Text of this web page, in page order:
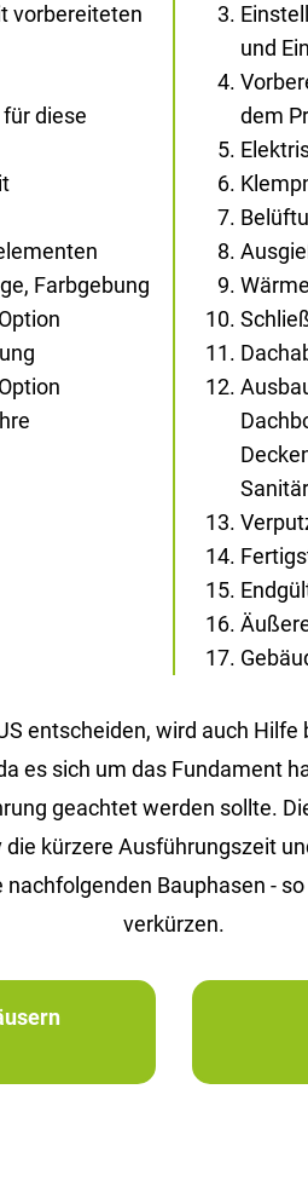
vorbereiteten
diese
Farbgebung
und
dem
entscheiden, wird auch
es sich um das Fundament
geachtet werden sollte.
kürzere Ausführungszeit
Bauphasen -
verkürzen.